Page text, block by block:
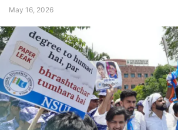
May 16, 2026